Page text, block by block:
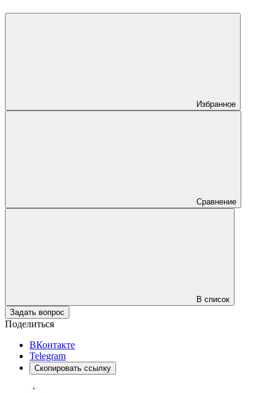
Избранное
Сравнение
В список
Задать вопрос
Поделиться
ВКонтакте
Telegram
Скопировать ссылку